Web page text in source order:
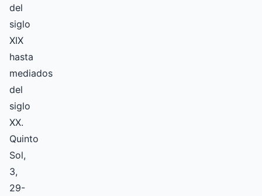
del
siglo
XIX
hasta
mediados
del
siglo
XX.
Quinto
Sol,
3,
29-